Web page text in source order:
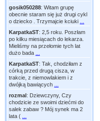
gosik050288: Witam grupę
obecnie staram się już drugi cykl
o dziecko . Trzymajcie kciuki
KarpatkaST: 2,5 roku. Poszłam
po kilku miesiącach do lekarza.
Mieliśmy na przełomie tych lat
dużo bada
KarpatkaST: Tak, chodziłam z
córką przed drugą cisza, w
trakcie, z niemowlakiem i z
dwójką bawiących
rozmal: Dziewczyny, Czy
chodzicie ze swoimi dziećmi do
salek zabaw ? Mój synek ma 2
lata (